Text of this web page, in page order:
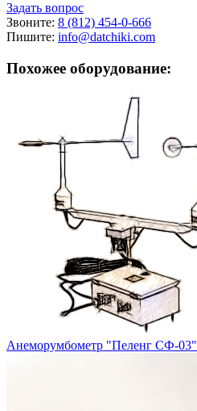
Задать вопрос
Звоните: 8 (812) 454-0-666
Пишите: info@datchiki.com
Похожее оборудование:
Анеморумбометр "Пеленг СФ-03"